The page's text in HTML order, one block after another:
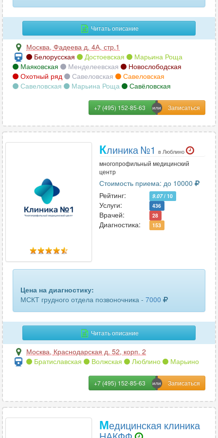
почек и надпочечников 22
пояснично-крестцового отдела позвоночника
сердца
сосудов и артерий головного мозга
сосудов и артерий сердца
24
челюсти 11
шейного отдела позвоночника
щитовидной железы 10
Читать описание
Москва, Фадеева д. 4А, стр.1
Белорусская
Достоевская
Марьина Роща
Маяковская
Менделеевская
Новослободская
Охотный ряд
Савеловская
Савеловская
Савеловская
Марьина Роща Савёловская
+7 (495) 152-85-63
Клиника №1 в Люблино
многопрофильный медицинский
центр
Стоимость приема: до 10000
Рейтинг:
9.07/ 10
Услуги: 436
Врачей: 28
Диагностика: 153
Цена на диагностику:
МСКТ грудного отдела позвоночника - 7000
Читать описание
Москва, Краснодарская д. 52, корп. 2
Братиславская
Волжская Люблино Марьино
+7 (495) 152-85-63
Медицинская клиника